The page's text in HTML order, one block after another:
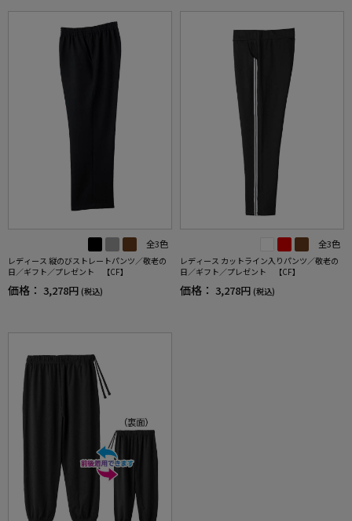
全3色
レディース 縦のびストレートパンツ／敬老の
日／ギフト／プレゼント 【CF】
価格： 3,278円 (税込)
全3色
レディース カットライン入りパンツ／敬老の
日／ギフト／プレゼント 【CF】
価格： 3,278円 (税込)